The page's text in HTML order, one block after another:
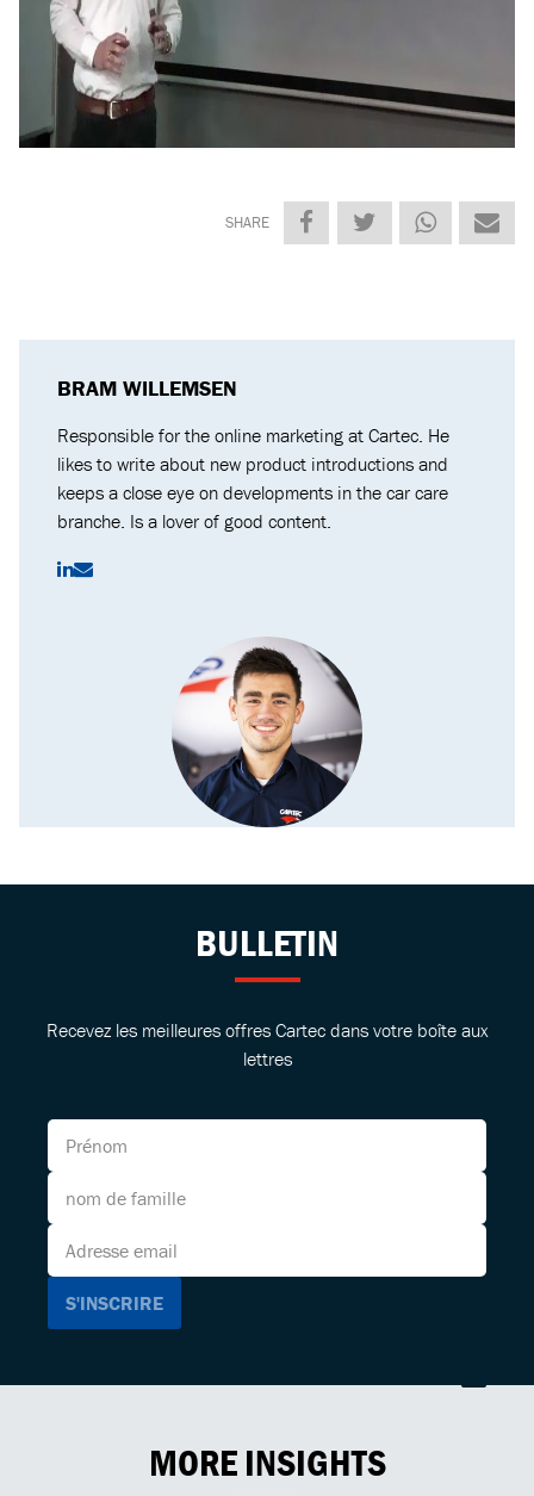
SHARE
BRAM WILLEMSEN
Responsible for the online marketing at Cartec. He
likes to write about new product introductions and
keeps a close eye on developments in the car care
branche. Is a lover of good content.
BULLETIN
Recevez les meilleures offres Cartec dans votre boîte aux
lettres
MORE INSIGHTS